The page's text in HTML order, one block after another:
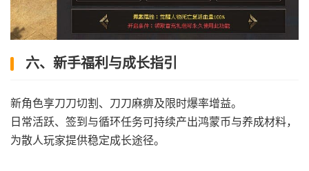
六、新手福利与成长指引
新角色享刀刀切割、刀刀麻痹及限时爆率增益。
日常活跃、签到与循环任务可持续产出鸿蒙币与养成材料，
为散人玩家提供稳定成长途径。